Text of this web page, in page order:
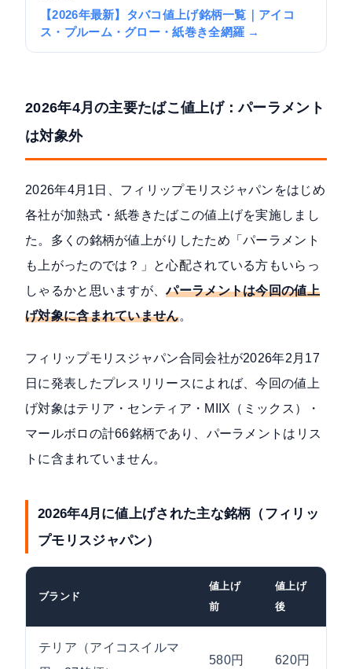
【2026年最新】タバコ値上げ銘柄一覧｜アイコ
ス・プルーム・グロー・紙巻き全網羅 →
2026年4月の主要たばこ値上げ：パーラメント
は対象外
2026年4月1日、フィリップモリスジャパンをはじめ
各社が加熱式・紙巻きたばこの値上げを実施しまし
た。多くの銘柄が値上がりしたため「パーラメント
も上がったのでは？」と心配されている方もいらっ
しゃるかと思いますが、パーラメントは今回の値上
げ対象に含まれていません。
フィリップモリスジャパン合同会社が2026年2月17
日に発表したプレスリリースによれば、今回の値上
げ対象はテリア・センティア・MIIX（ミックス）・
マールボロの計66銘柄であり、パーラメントはリス
トに含まれていません。
2026年4月に値上げされた主な銘柄（フィリッ
プモリスジャパン）
ブランド
値上げ
前
値上げ
後
テリア（アイコスイルマ
580円 620円